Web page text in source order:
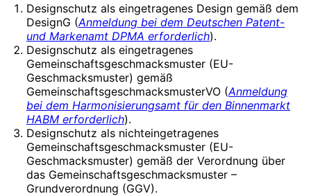
Designschutz als eingetragenes Design gemäß dem
DesignG (Anmeldung bei dem Deutschen Patent-
und Markenamt DPMA erforderlich).
Designschutz als eingetragenes
Gemeinschaftsgeschmacksmuster (EU-
Geschmacksmuster) gemäß
GemeinschaftsgeschmacksmusterVO (Anmeldung
bei dem Harmonisierungsamt für den Binnenmarkt
HABM erforderlich).
Designschutz als nichteingetragenes
Gemeinschaftsgeschmacksmuster (EU-
Geschmacksmuster) gemäß der Verordnung über
das Gemeinschaftsgeschmacksmuster –
Grundverordnung (GGV).